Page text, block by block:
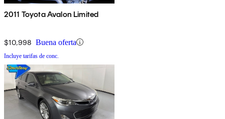
2011 Toyota Avalon Limited
$10,998 Buena oferta
Incluye tarifas de conc.